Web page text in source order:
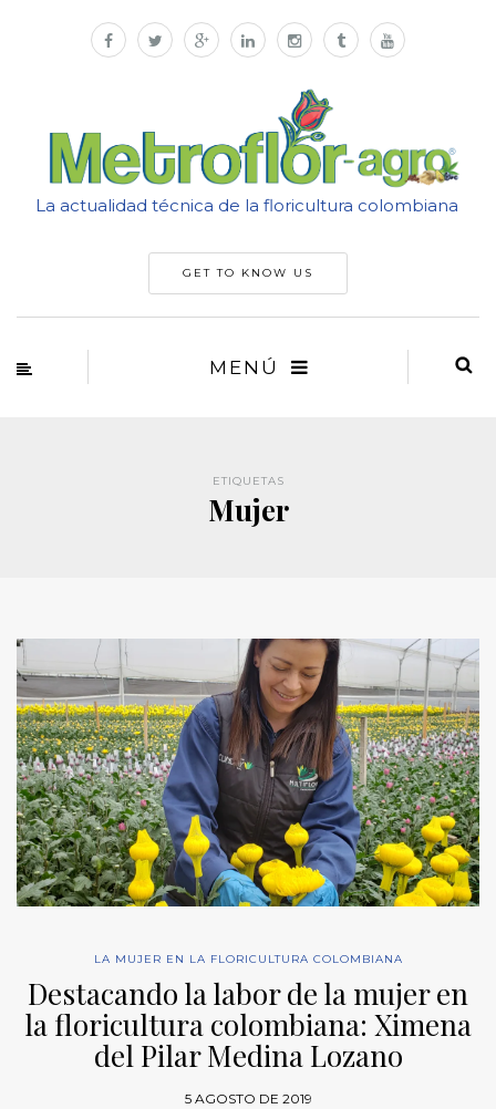
La actualidad técnica de la floricultura colombiana
GET TO KNOW US
MENÚ
ETIQUETAS
Mujer
LA MUJER EN LA FLORICULTURA COLOMBIANA
Destacando la labor de la mujer en
la floricultura colombiana: Ximena
del Pilar Medina Lozano
5 AGOSTO DE 2019